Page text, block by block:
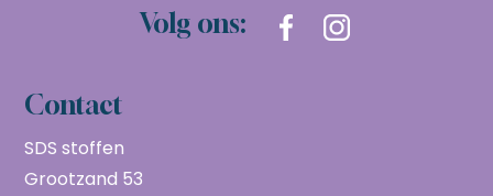
Volg ons:
Contact
SDS stoffen
Grootzand 53